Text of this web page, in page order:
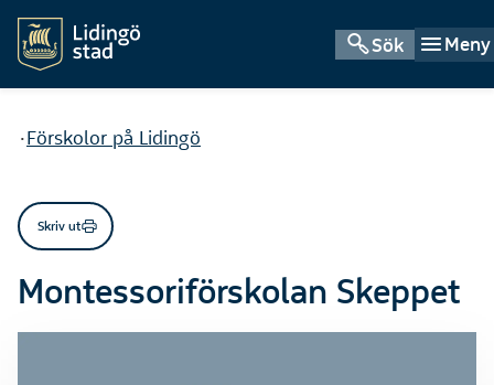
Sök Meny
Du är här:
Förskolor på Lidingö
Skriv ut
Montessoriförskolan Skeppet